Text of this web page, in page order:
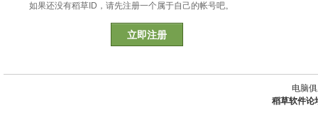
如果还没有稻草ID，请先注册一个属于自己的帐号吧。
立即注册
电脑
稻草软件论